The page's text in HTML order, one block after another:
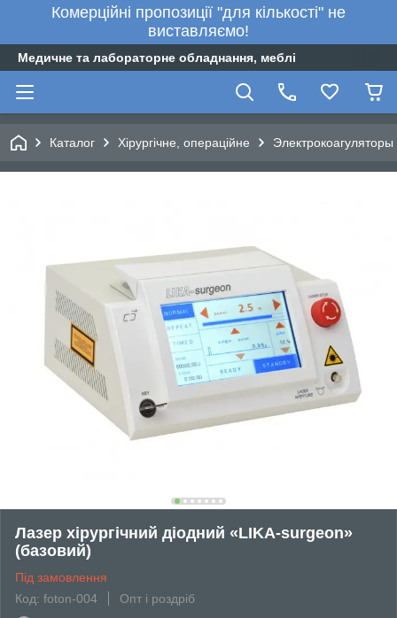
Комерційні пропозиції "для кількості" не
виставляємо!
Медичне та лабораторне обладнання, меблі
Каталог Хірургічне, операційне
Лазер хірургічний діодний «LIKA-surgeon»
(базовий)
Під замовлення
Код: foton-004
Опт і роздріб